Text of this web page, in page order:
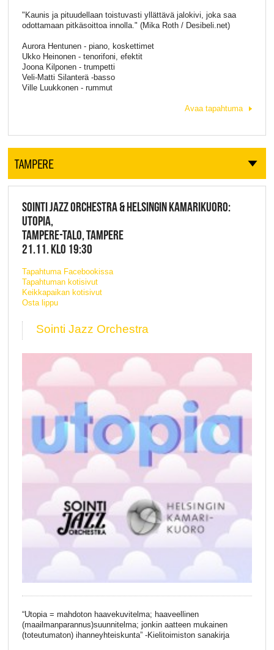
"Kaunis ja pituudellaan toistuvasti yllättävä jalokivi, joka saa
odottamaan pitkäsoittoa innolla." (Mika Roth / Desibeli.net)
Aurora Hentunen - piano, koskettimet
Ukko Heinonen - tenorifoni, efektit
Joona Kilponen - trumpetti
Veli-Matti Silanterä -basso
Ville Luukkonen - rummut
Avaa tapahtuma
TAMPERE
SOINTI JAZZ ORCHESTRA & HELSINGIN KAMARIKUORO:
UTOPIA,
TAMPERE-TALO, TAMPERE
21.11. KLO 19:30
Tapahtuma Facebookissa
Tapahtuman kotisivut
Keikkapaikan kotisivut
Osta lippu
Sointi Jazz Orchestra
“Utopia = mahdoton haavekuvitelma; haaveellinen
(maailmanparannus)suunnitelma; jonkin aatteen mukainen
(toteutumaton) ihanneyhteiskunta” -Kielitoimiston sanakirja